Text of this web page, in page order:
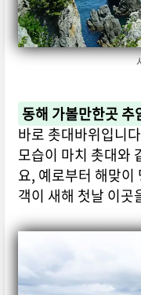
동해 가볼만한곳 추
바로 촛대바위입니
모습이 마치 촛대와
요, 예로부터 해맞이
객이 새해 첫날 이곳